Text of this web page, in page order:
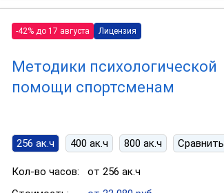
-42% до 17 августа Лицензия
Методики психологической
помощи спортсменам
256 ак.ч 400 ак.ч 800 ак.ч Сравнить
Кол-во часов:
от 256 ак.ч